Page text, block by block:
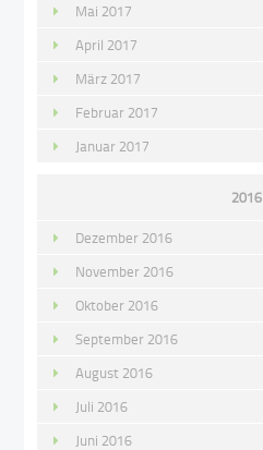
Mai 2017
April 2017
März 2017
Februar 2017
Januar 2017
2016
Dezember 2016
November 2016
Oktober 2016
September 2016
August 2016
Juli 2016
Juni 2016